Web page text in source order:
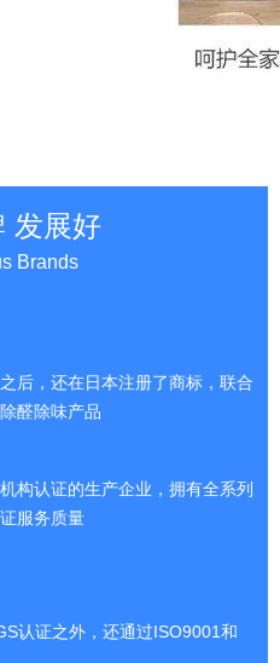
发展好
Brands
后，还在日本注册了商标，联合
醛除味产品
构认证的生产企业，拥有全系列
服务质量
认证之外，还通过ISO9001和